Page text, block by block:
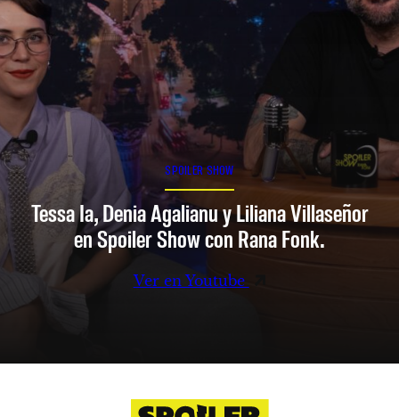
SPOILER SHOW
Tessa Ia, Denia Agalianu y Liliana Villaseñor
en Spoiler Show con Rana Fonk.
Ver en Youtube